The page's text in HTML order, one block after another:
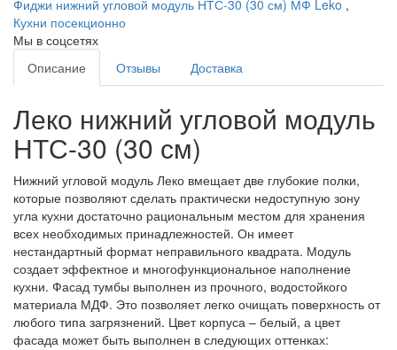
Фиджи нижний угловой модуль НТС-30 (30 см) МФ Leko ,
Кухни посекционно
Мы в соцсетях
Описание
Отзывы Доставка
Леко нижний угловой модуль
НТС-30 (30 см)
Нижний угловой модуль Леко вмещает две глубокие полки,
которые позволяют сделать практически недоступную зону
угла кухни достаточно рациональным местом для хранения
всех необходимых принадлежностей. Он имеет
нестандартный формат неправильного квадрата. Модуль
создает эффектное и многофункциональное наполнение
кухни. Фасад тумбы выполнен из прочного, водостойкого
материала МДФ. Это позволяет легко очищать поверхность от
любого типа загрязнений. Цвет корпуса – белый, а цвет
фасада может быть выполнен в следующих оттенках: